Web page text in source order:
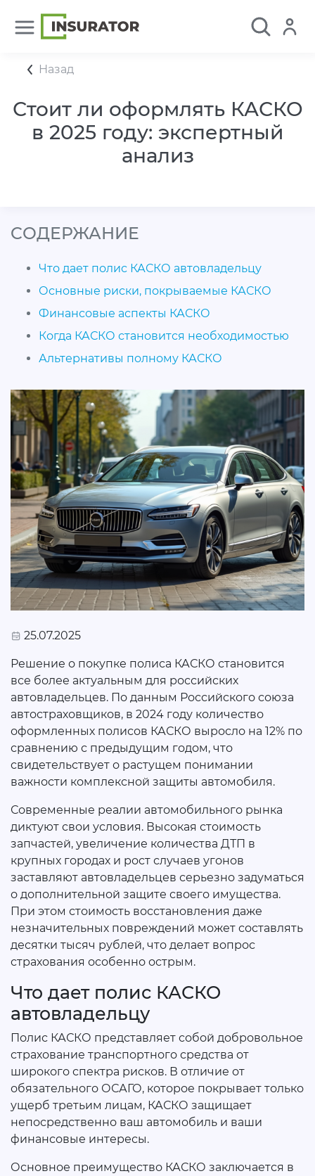
Назад
Стоит ли оформлять КАСКО
в 2025 году: экспертный
анализ
25.07.2025
Решение о покупке полиса КАСКО становится
все более актуальным для российских
автовладельцев. По данным Российского союза
автостраховщиков, в 2024 году количество
оформленных полисов КАСКО выросло на 12% по
сравнению с предыдущим годом, что
свидетельствует о растущем понимании
важности комплексной защиты автомобиля.
Современные реалии автомобильного рынка
диктуют свои условия. Высокая стоимость
запчастей, увеличение количества ДТП в
крупных городах и рост случаев угонов
заставляют автовладельцев серьезно задуматься
о дополнительной защите своего имущества.
При этом стоимость восстановления даже
незначительных повреждений может составлять
десятки тысяч рублей, что делает вопрос
страхования особенно острым.
Что дает полис КАСКО
автовладельцу
Полис КАСКО представляет собой добровольное
страхование транспортного средства от
широкого спектра рисков. В отличие от
обязательного ОСАГО, которое покрывает только
ущерб третьим лицам, КАСКО защищает
непосредственно ваш автомобиль и ваши
финансовые интересы.
Основное преимущество КАСКО заключается в
CОДЕРЖАНИЕ
Что дает полис КАСКО автовладельцу
Основные риски, покрываемые КАСКО
Финансовые аспекты КАСКО
Когда КАСКО становится необходимостью
Альтернативы полному КАСКО